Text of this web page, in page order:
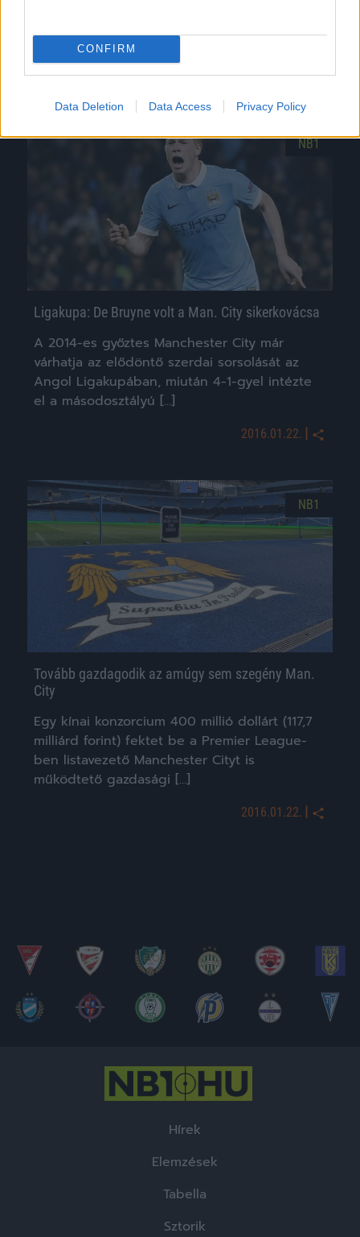
CONFIRM
Data Deletion Data Access Privacy Policy
jelenlegi […]
2016.01.22. |
NB1
Ligakupa: De Bruyne volt a Man. City sikerkovácsa
A 2014-es győztes Manchester City már
várhatja az elődöntő szerdai sorsolását az
Angol Ligakupában, miután 4-1-gyel intézte
el a másodosztályú […]
2016.01.22. |
NB1
Tovább gazdagodik az amúgy sem szegény Man.
City
Egy kínai konzorcium 400 millió dollárt (117,7
milliárd forint) fektet be a Premier League-
ben listavezető Manchester Cityt is
működtető gazdasági […]
2016.01.22. |
Hírek
Elemzések
Tabella
Sztorik